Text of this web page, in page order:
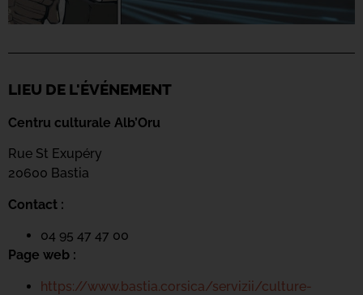
LIEU DE L'ÉVÉNEMENT
Centru culturale Alb’Oru
Rue St Exupéry
20600 Bastia
Contact :
04 95 47 47 00
Page web :
https://www.bastia.corsica/servizii/culture-